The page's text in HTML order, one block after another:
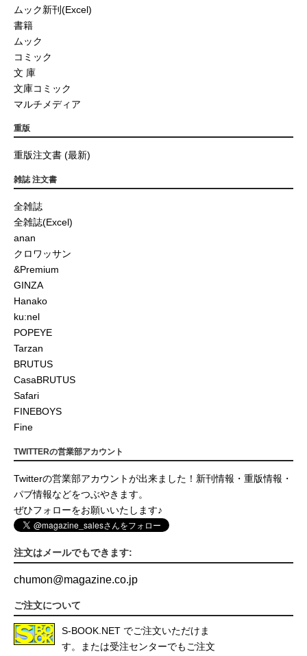
ムック新刊(Excel)
書籍
ムック
コミック
文 庫
文庫コミック
マルチメディア
重版
重版注文書 (最新)
雑誌 注文書
全雑誌
全雑誌(Excel)
anan
クロワッサン
&Premium
GINZA
Hanako
ku:nel
POPEYE
Tarzan
BRUTUS
CasaBRUTUS
Safari
FINEBOYS
Fine
TWITTERの営業部アカウント
Twitterの営業部アカウントが出来ました！新刊情報・重版情報・
パブ情報などをつぶやきます。
ぜひフォローをお願いいたします♪
注文はメールでもできます:
chumon@magazine.co.jp
ご注文について
S-BOOK.NET でご注文いただけま
す。または受注センターでもご注文